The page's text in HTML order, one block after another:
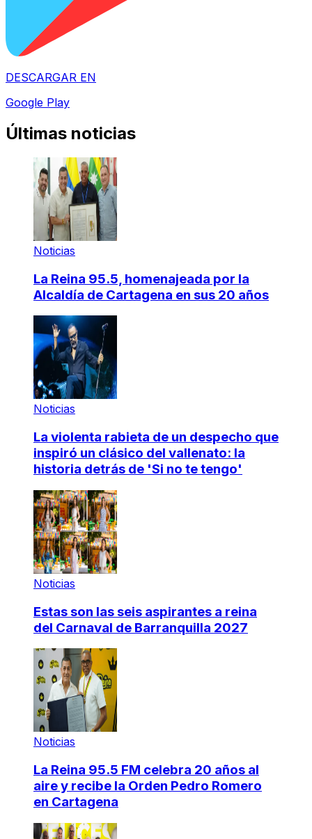
DESCARGAR EN
Google Play
Últimas noticias
Noticias
La Reina 95.5, homenajeada por la
Alcaldía de Cartagena en sus 20 años
Noticias
La violenta rabieta de un despecho que
inspiró un clásico del vallenato: la
historia detrás de 'Si no te tengo'
Noticias
Estas son las seis aspirantes a reina
del Carnaval de Barranquilla 2027
Noticias
La Reina 95.5 FM celebra 20 años al
aire y recibe la Orden Pedro Romero
en Cartagena